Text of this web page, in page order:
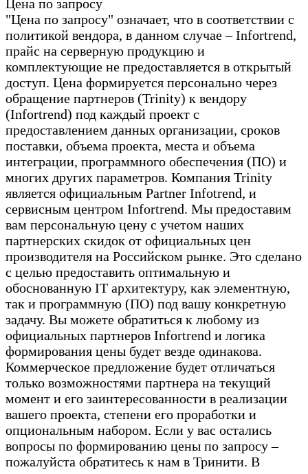
Цена по запросу
"Цена по запросу" означает, что в соответствии с
политикой вендора, в данном случае – Infortrend,
прайс на серверную продукцию и
комплектующие не предоставляется в открытый
доступ. Цена формируется персонально через
обращение партнеров (Trinity) к вендору
(Infortrend) под каждый проект с
предоставлением данных организации, сроков
поставки, объема проекта, места и объема
интеграции, программного обеспечения (ПО) и
многих других параметров. Компания Trinity
является официальным Partner Infotrend, и
сервисным центром Infortrend. Мы предоставим
вам персональную цену с учетом наших
партнерских скидок от официальных цен
производителя на Российском рынке. Это сделано
с целью предоставить оптимальную и
обоснованную IT архитектуру, как элементную,
так и программную (ПО) под вашу конкретную
задачу. Вы можете обратиться к любому из
официальных партнеров Infortrend и логика
формирования цены будет везде одинакова.
Коммерческое предложение будет отличаться
только возможностями партнера на текущий
момент и его заинтересованности в реализации
вашего проекта, степени его проработки и
опциональным набором. Если у вас остались
вопросы по формированию цены по запросу –
пожалуйста обратитесь к нам в Тринити. В